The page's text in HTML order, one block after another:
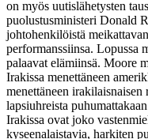
on myös uutislähetysten
puolustusministeri Donald
johtohenkilöistä
performanssiinsa. Lopussa
palaavat elämiinsä. Moore
Irakissa menettäneen
menettäneen irakilaisnaisen
lapsiuhreista
Irakissa ovat joko
kyseenalaistavia, harkiten